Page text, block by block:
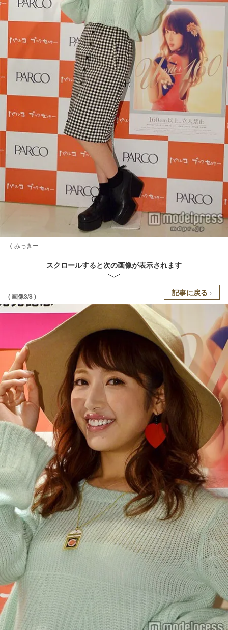
くみっきー
スクロールすると次の画像が表示されます
( 画像3/8 ) 記事に戻る